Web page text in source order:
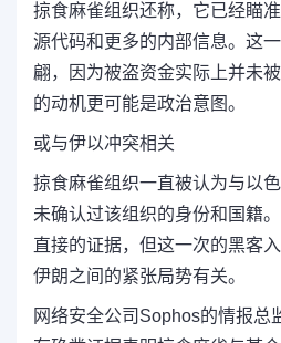
掠食麻雀组织还称，它已经瞄
源代码和更多的内部信息。这
翩，因为被盗资金实际上并未
的动机更可能是政治意图。
或与伊以冲突相关
掠食麻雀组织一直被认为与以
未确认过该组织的身份和国籍
直接的证据，但这一次的黑客
伊朗之间的紧张局势有关。
网络安全公司Sophos的情报总